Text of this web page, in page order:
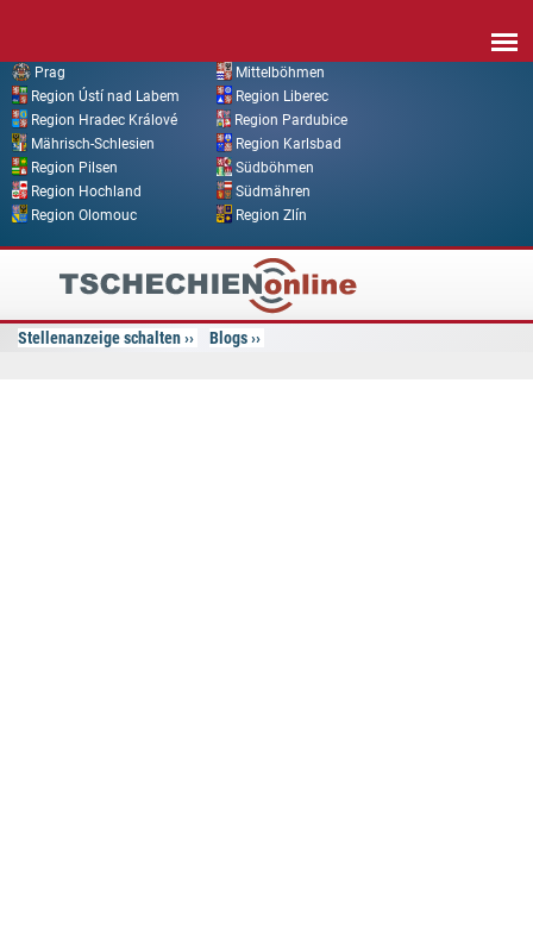
Prag
Mittelböhmen
Region Ústí nad Labem
Region Liberec
Region Hradec Králové
Region Pardubice
Mährisch-Schlesien
Region Karlsbad
Region Pilsen
Südböhmen
Region Hochland
Südmähren
Region Olomouc
Region Zlín
Tschechien
Online
Stellenanzeige schalten Blogs